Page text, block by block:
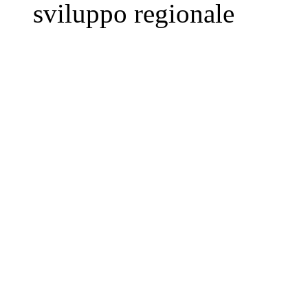
sviluppo regionale